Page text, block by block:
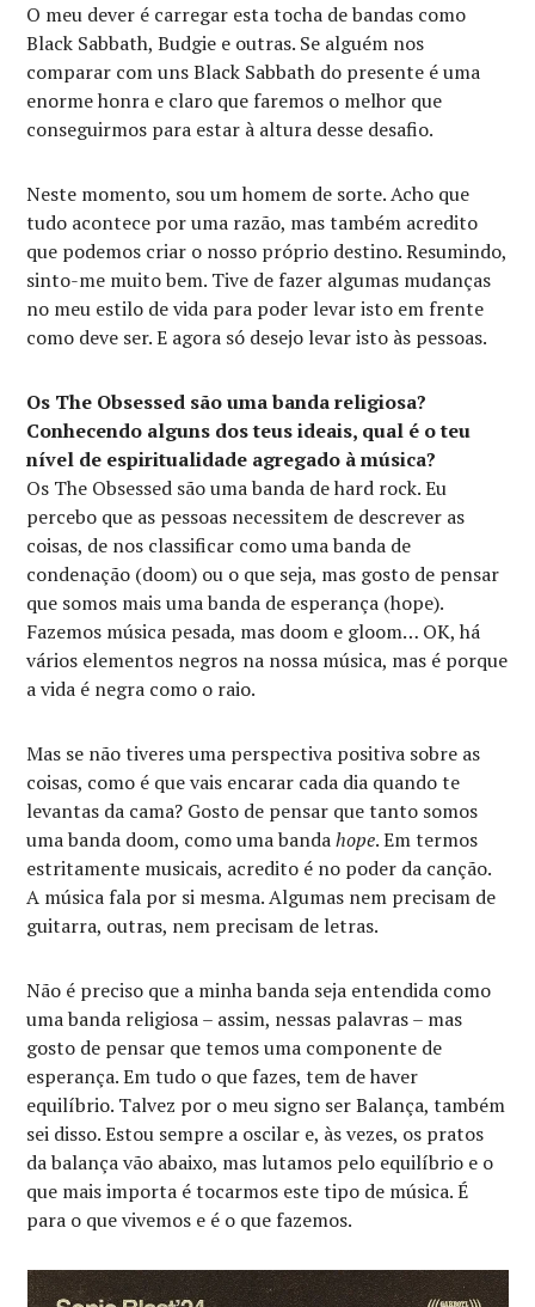
O meu dever é carregar esta tocha de bandas como
Black Sabbath, Budgie e outras. Se alguém nos
comparar com uns Black Sabbath do presente é uma
enorme honra e claro que faremos o melhor que
conseguirmos para estar à altura desse desafio.
Neste momento, sou um homem de sorte. Acho que
tudo acontece por uma razão, mas também acredito
que podemos criar o nosso próprio destino. Resumindo,
sinto-me muito bem. Tive de fazer algumas mudanças
no meu estilo de vida para poder levar isto em frente
como deve ser. E agora só desejo levar isto às pessoas.
Os The Obsessed são uma banda religiosa?
Conhecendo alguns dos teus ideais, qual é o teu
nível de espiritualidade agregado à música?
Os The Obsessed são uma banda de hard rock. Eu
percebo que as pessoas necessitem de descrever as
coisas, de nos classificar como uma banda de
condenação (doom) ou o que seja, mas gosto de pensar
que somos mais uma banda de esperança (hope).
Fazemos música pesada, mas doom e gloom… OK, há
vários elementos negros na nossa música, mas é porque
a vida é negra como o raio.
Mas se não tiveres uma perspectiva positiva sobre as
coisas, como é que vais encarar cada dia quando te
levantas da cama? Gosto de pensar que tanto somos
uma banda doom, como uma bandahope. Em termos
estritamente musicais, acredito é no poder da canção.
A música fala por si mesma. Algumas nem precisam de
guitarra, outras, nem precisam de letras.
Não é preciso que a minha banda seja entendida como
uma banda religiosa – assim, nessas palavras – mas
gosto de pensar que temos uma componente de
esperança. Em tudo o que fazes, tem de haver
equilíbrio. Talvez por o meu signo ser Balança, também
sei disso. Estou sempre a oscilar e, às vezes, os pratos
da balança vão abaixo, mas lutamos pelo equilíbrio e o
que mais importa é tocarmos este tipo de música. É
para o que vivemos e é o que fazemos.